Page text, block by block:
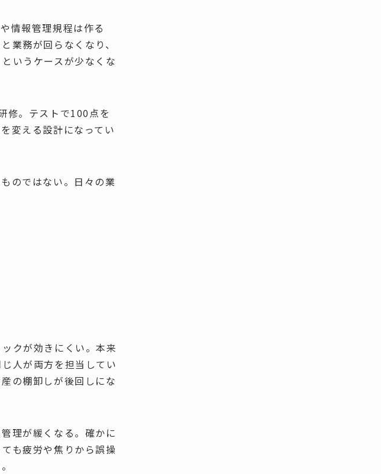
情報管理規程は作る
業務が回らなくなり、
いうケースが少なくな
修。テストで100点を
変える設計になってい
のではない。日々の業
クが効きにくい。本来
人が両方を担当してい
の棚卸しが後回しにな
理が緩くなる。確かに
も疲労や焦りから誤操